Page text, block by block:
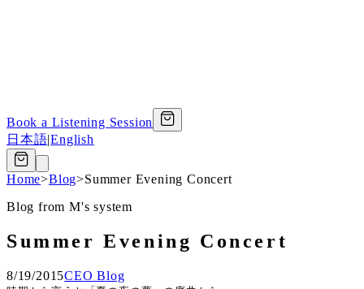
Book a Listening Session
日本語|English
Home>Blog>Summer Evening Concert
Blog from M's system
Summer Evening Concert
8/19/2015CEO Blog